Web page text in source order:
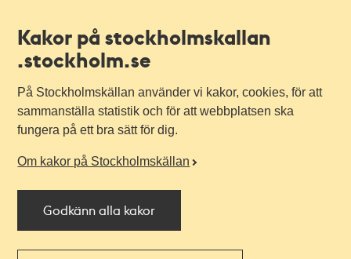
Kakor på stockholmskallan
.stockholm.se
På Stockholmskällan använder vi kakor, cookies, för att
sammanställa statistik och för att webbplatsen ska
fungera på ett bra sätt för dig.
Om kakor på Stockholmskällan
Godkänn alla kakor